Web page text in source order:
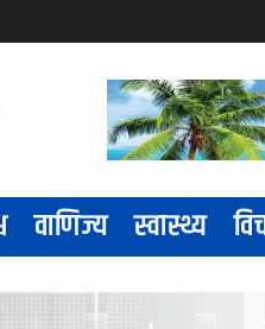
वाणिज्य स्वास्थ्य